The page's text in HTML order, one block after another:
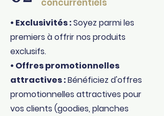
concurrentiels
• Exclusivités :Soyez parmi les
premiers à offrir nos produits
exclusifs.
• Offres promotionnelles
attractives :Bénéficiez d'offres
promotionnelles attractives pour
vos clients (goodies, planches